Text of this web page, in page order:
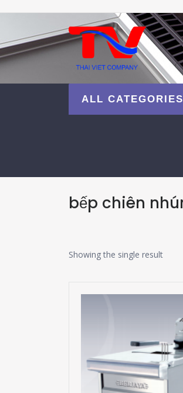
ALL CATEGORIES
bếp chiên
Showing the single result